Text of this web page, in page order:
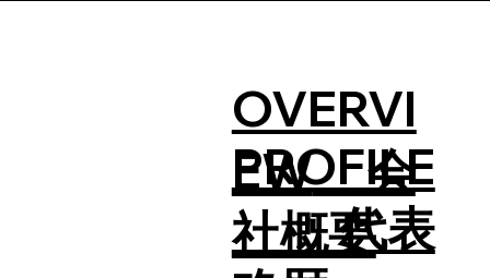
OVERVI
EW会
社概要
PROFILE
代表